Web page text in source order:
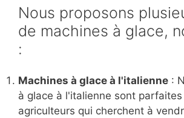
Nous proposons
de machines à glace,
:
Machines à glace à l'italienne :
à glace à l'italienne sont
agriculteurs qui cherchent à